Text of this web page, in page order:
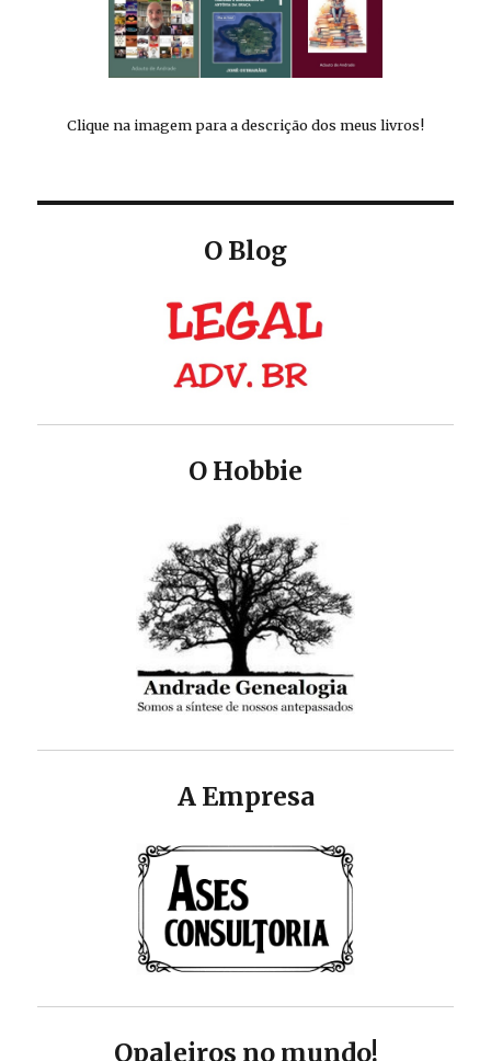
Clique na imagem para a descrição dos meus livros!
O Blog
O Hobbie
A Empresa
Opaleiros no mundo!